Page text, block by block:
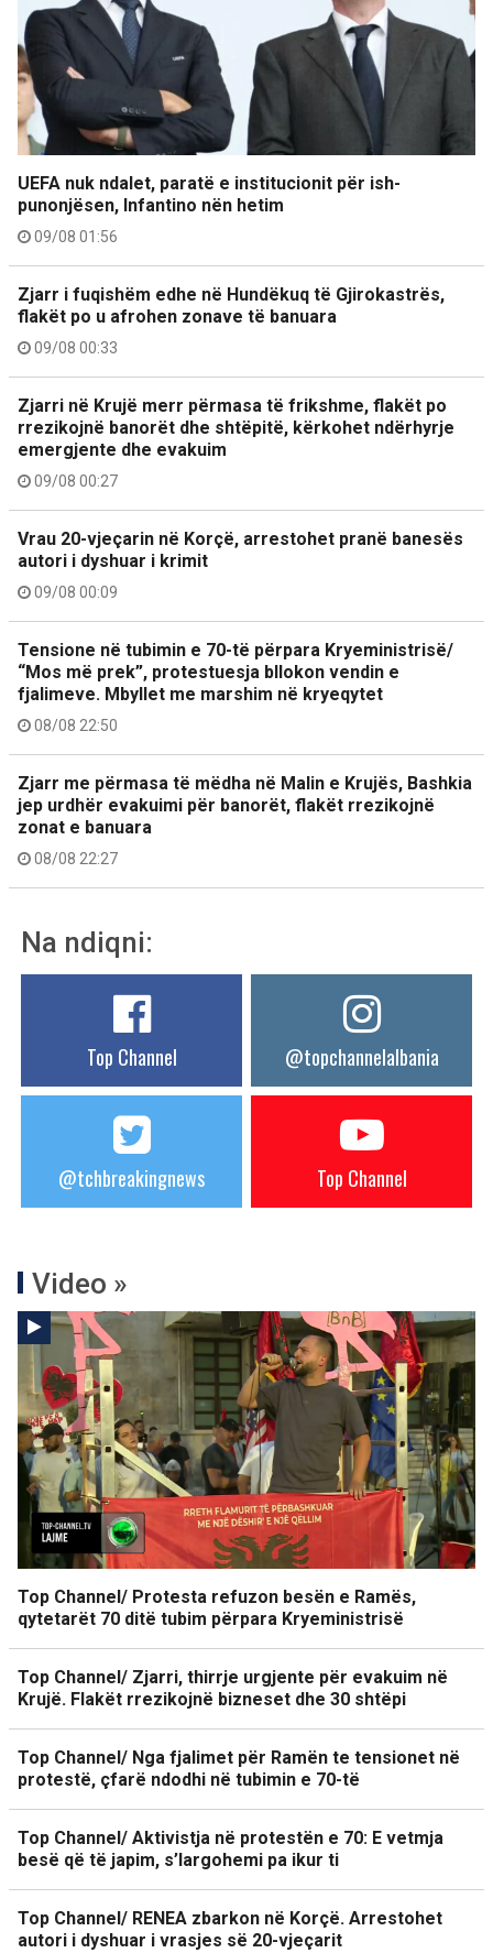
UEFA nuk ndalet, paratë e institucionit për ish-
punonjësen, Infantino nën hetim
09/08 01:56
Zjarr i fuqishëm edhe në Hundëkuq të Gjirokastrës,
flakët po u afrohen zonave të banuara
09/08 00:33
Zjarri në Krujë merr përmasa të frikshme, flakët po
rrezikojnë banorët dhe shtëpitë, kërkohet ndërhyrje
emergjente dhe evakuim
09/08 00:27
Vrau 20-vjeçarin në Korçë, arrestohet pranë banesës
autori i dyshuar i krimit
09/08 00:09
Tensione në tubimin e 70-të përpara Kryeministrisë/
“Mos më prek”, protestuesja bllokon vendin e
fjalimeve. Mbyllet me marshim në kryeqytet
08/08 22:50
Zjarr me përmasa të mëdha në Malin e Krujës, Bashkia
jep urdhër evakuimi për banorët, flakët rrezikojnë
zonat e banuara
08/08 22:27
Na ndiqni:
Top Channel @topchannelalbania
@tchbreakingnews Top Channel
Video »
Top Channel/ Protesta refuzon besën e Ramës,
qytetarët 70 ditë tubim përpara Kryeministrisë
Top Channel/ Zjarri, thirrje urgjente për evakuim në
Krujë. Flakët rrezikojnë bizneset dhe 30 shtëpi
Top Channel/ Nga fjalimet për Ramën te tensionet në
protestë, çfarë ndodhi në tubimin e 70-të
Top Channel/ Aktivistja në protestën e 70: E vetmja
besë që të japim, s’largohemi pa ikur ti
Top Channel/ RENEA zbarkon në Korçë. Arrestohet
autori i dyshuar i vrasjes së 20-vjeçarit